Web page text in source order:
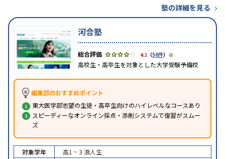
塾の詳細を見る
河合塾
4.1 （50件） ※
高校生・高卒生を対象とした大学受験予備校
編集部のおすすめポイント
東大医学部志望の生徒・高卒生向けのハイレベルなコースあり
スピーディーなオンライン採点・添削システムで復習がスムー
ズ
対象学年 高1 ~ 3 浪人生